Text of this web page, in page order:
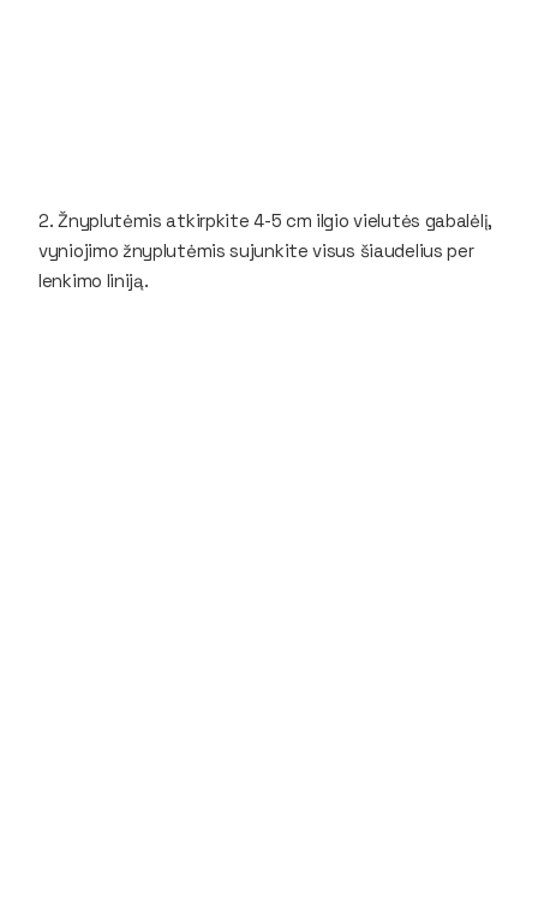
2. Žnyplutėmis atkirpkite 4-5 cm ilgio vielutės gabalėlį,
vyniojimo žnyplutėmis sujunkite visus šiaudelius per
lenkimo liniją.